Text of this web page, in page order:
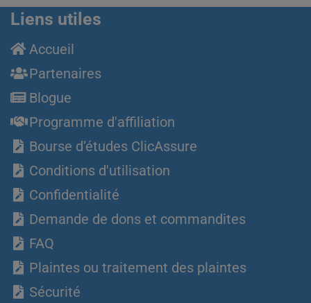
Liens utiles
Accueil
Partenaires
Blogue
Programme d'affiliation
Bourse d’études ClicAssure
Conditions d'utilisation
Confidentialité
Demande de dons et commandites
FAQ
Plaintes ou traitement des plaintes
Sécurité